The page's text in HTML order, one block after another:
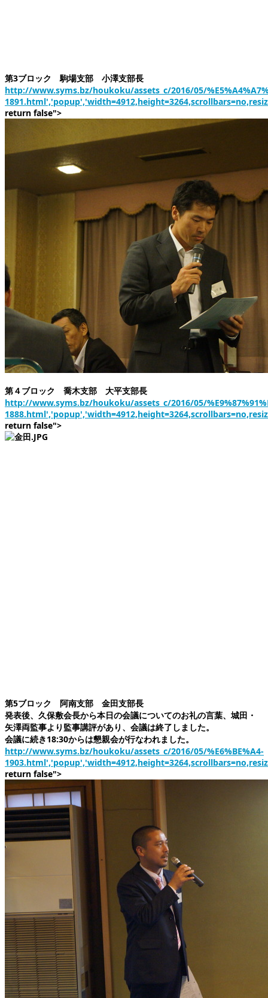
第3ブロック 駒場支部 小澤支部長
http://www.syms.bz/houkoku/assets_c/2016/05/
return false">
第４ブロック 喬木支部 大平支部長
http://www.syms.bz/houkoku/assets_c/2016/05/
return false">
第5ブロック 阿南支部 金田支部長
発表後、久保敷会長から本日の会議についてのお礼の言葉、城田・
矢澤両監事より監事講評があり、会議は終了しました。
会議に続き18:30からは懇親会が行なわれました。
http://www.syms.bz/houkoku/assets_c/2016/05/%E6%BE%A4-
return false">